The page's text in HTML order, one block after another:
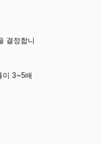
결정합니
이 3~5배